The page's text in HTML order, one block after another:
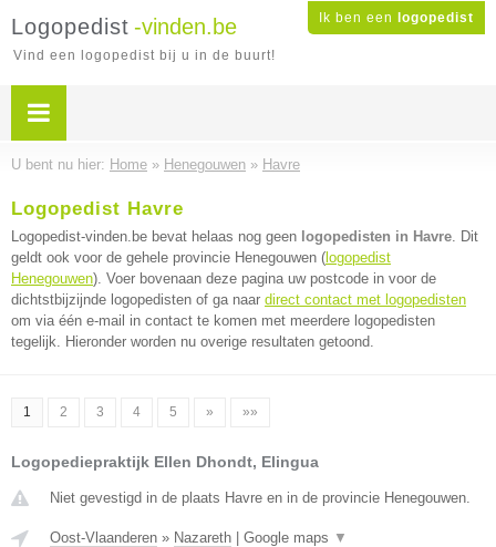
Ik ben een logopedist
Logopedist -vinden.be
Vind een logopedist bij u in de buurt!
U bent nu hier: Home » Henegouwen » Havre
Logopedist Havre
Logopedist-vinden.be bevat helaas nog geen logopedisten in Havre. Dit
geldt ook voor de gehele provincie Henegouwen ( logopedist
Henegouwen). Voer bovenaan deze pagina uw postcode in voor de
dichtstbijzijnde logopedisten of ga naar direct contact met logopedisten
om via één e-mail in contact te komen met meerdere logopedisten
tegelijk. Hieronder worden nu overige resultaten getoond.
1 2 3 4 5 » »»
Logopediepraktijk Ellen Dhondt, Elingua
Niet gevestigd in de plaats Havre en in de provincie Henegouwen.
Oost-Vlaanderen » Nazareth Google maps ▼